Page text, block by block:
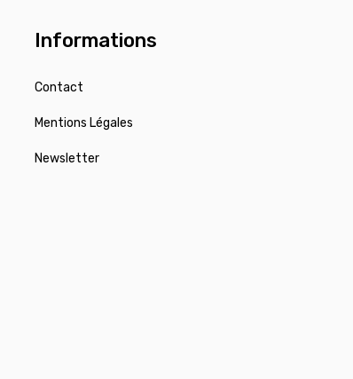
Informations
Contact
Mentions Légales
Newsletter